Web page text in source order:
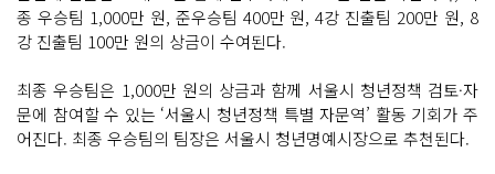
종 우승팀 1,000만 원, 준우승팀 400만 원, 4강 진출팀 200만 원, 8
강 진출팀 100만 원의 상금이 수여된다.
최종 우승팀은 1,000만 원의 상금과 함께 서울시 청년정책 검토·자
문에 참여할 수 있는 ‘서울시 청년정책 특별 자문역’ 활동 기회가 주
어진다. 최종 우승팀의 팀장은 서울시 청년명예시장으로 추천된다.